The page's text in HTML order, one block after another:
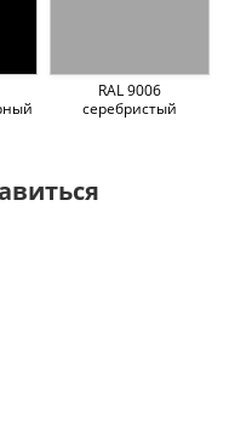
RAL 9006
серебристый